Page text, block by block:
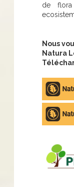
de
Nous
Natura
Apple
store
Google
Play